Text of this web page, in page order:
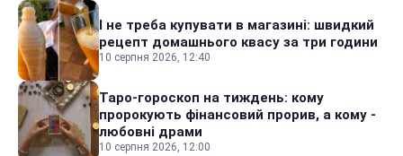
І не треба купувати в магазині: швидкий
рецепт домашнього квасу за три години
10 серпня 2026, 12:40
Таро-гороскоп на тиждень: кому
пророкують фінансовий прорив, а кому -
любовні драми
10 серпня 2026, 12:00